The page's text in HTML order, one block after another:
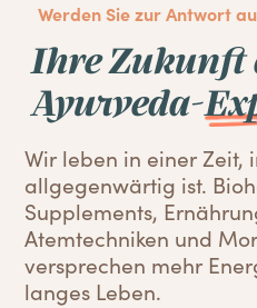
Werden Sie zur Antwort
Ihre Zukunft
Ayurveda-
Wir leben in einer Zeit,
allgegenwärtig ist.
Supplements,
Atemtechniken und
versprechen mehr
langes Leben.